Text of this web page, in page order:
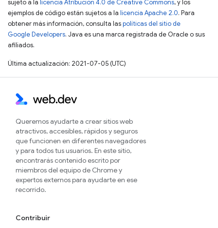
sujeto a la licencia Atribución 4.0 de Creative Commons, y los
ejemplos de código están sujetos a la licencia Apache 2.0. Para
obtener más información, consulta laspolíticas del sitio de
Google Developers. Java es una marca registrada de Oracle o sus
afiliados.
Última actualización: 2021-07-05 (UTC)
Queremos ayudarte a crear sitios web
atractivos, accesibles, rápidos y seguros
que funcionen en diferentes navegadores
y para todos tus usuarios. En este sitio,
encontrarás contenido escrito por
miembros del equipo de Chrome y
expertos externos para ayudarte en ese
recorrido.
Contribuir